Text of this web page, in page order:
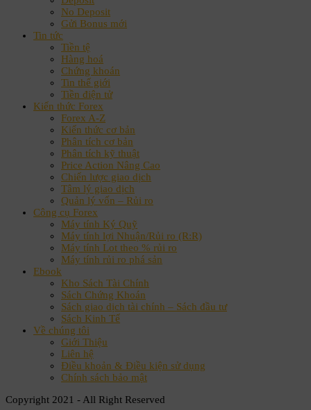
No Deposit
Gửi Bonus mới
Tin tức
Tiền tệ
Hàng hoá
Chứng khoán
Tin thế giới
Tiền điện tử
Kiến thức Forex
Forex A-Z
Kiến thức cơ bản
Phân tích cơ bản
Phân tích kỹ thuật
Price Action Nâng Cao
Chiến lược giao dịch
Tâm lý giao dịch
Quản lý vốn – Rủi ro
Công cụ Forex
Máy tính Ký Quỹ
Máy tính lợi Nhuận/Rủi ro (R:R)
Máy tính Lot theo % rủi ro
Máy tính rủi ro phá sản
Ebook
Kho Sách Tài Chính
Sách Chứng Khoán
Sách giao dịch tài chính – Sách đầu tư
Sách Kinh Tế
Về chúng tôi
Giới Thiệu
Liên hệ
Điều khoản & Điều kiện sử dụng
Chính sách bảo mật
Copyright 2021 - All Right Reserved